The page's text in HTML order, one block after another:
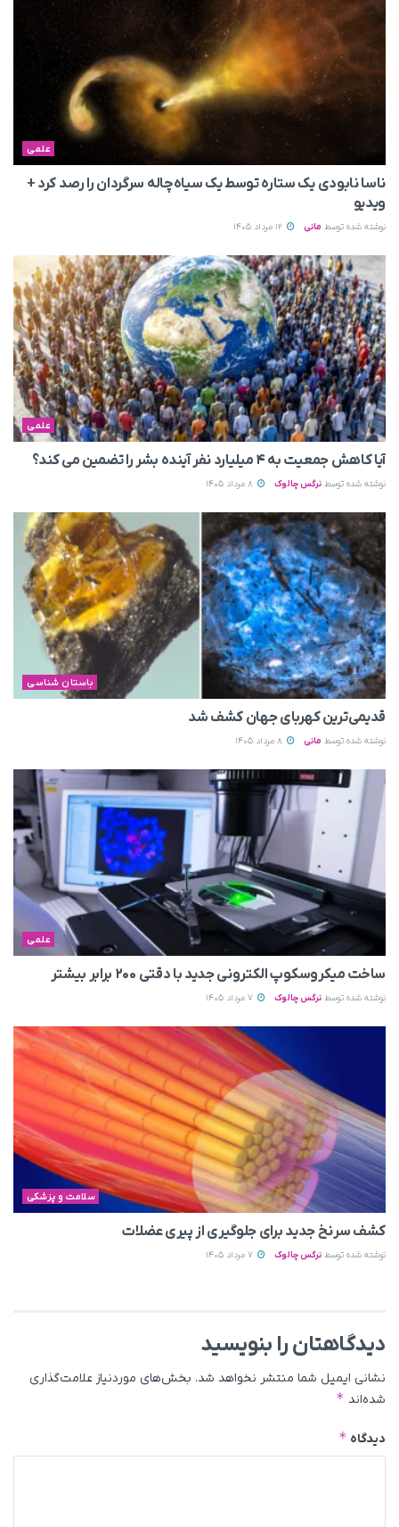
علمی
ناسا نابودی یک ستاره توسط یک سیاه‌چاله سرگردان را رصد کرد +
ویدیو
نوشته شده توسط مانی
علمی
آیا کاهش جمعیت به ۴ میلیارد نفر آینده بشر را تضمین می‌ کند؟
نوشته شده توسط نرگس چالوک
باستان شناسی
قدیمی‌ترین کهربای جهان کشف شد
نوشته شده توسط مانی
علمی
ساخت میکروسکوپ الکترونی جدید با دقتی ۲۰۰ برابر بیشتر
نوشته شده توسط نرگس چالوک
سلامت و پزشکی
کشف سرنخ جدید برای جلوگیری از پیری عضلات
نوشته شده توسط نرگس چالوک
دیدگاهتان را بنویسید
نشانی ایمیل شما منتشر نخواهد شد. بخش‌های موردنیاز علامت‌گذاری
شده‌اند *
دیدگاه *